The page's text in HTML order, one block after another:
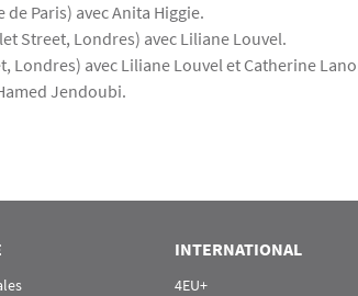
Paris) avec Anita Higgie.
Street, Londres) avec Liliane Louvel.
Londres) avec Liliane Louvel et Catherine
Jendoubi.
INTERNATIONAL
4EU+